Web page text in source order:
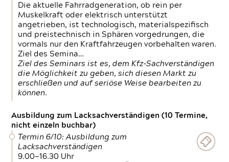
Die aktuelle Fahrradgeneration, ob rein per
Muskelkraft oder elektrisch unterstützt
angetrieben, ist technologisch, materialspezifisch
und preistechnisch in Sphären vorgedrungen, die
vormals nur den Kraftfahrzeugen vorbehalten waren.
Ziel des Semina…
Ziel des Seminars ist es, dem Kfz-Sachverständigen
die Möglichkeit zu geben, sich diesen Markt zu
erschließen und auf seriöse Weise bearbeiten zu
können.
Ausbildung zum Lacksachverständigen (10 Termine,
nicht einzeln buchbar)
Termin 6/10: Ausbildung zum
Lacksachverständigen
9.00—16.30 Uhr